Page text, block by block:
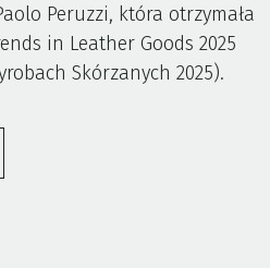
Peruzzi, która otrzymała
in Leather Goods 2025
Skórzanych 2025).